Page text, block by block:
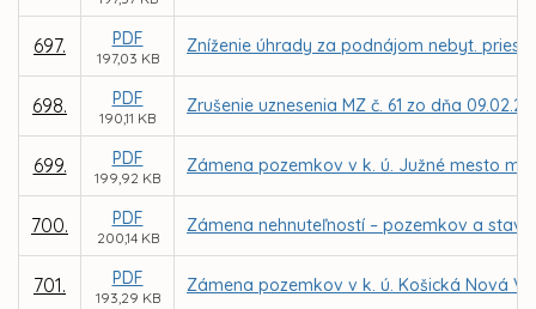
697. PDF
197,03 KB
Zníženie úhrady za podnájom nebyt.
698. PDF
190,11 KB
Zrušenie uznesenia MZ č. 61 zo dňa
699. PDF
199,92 KB
Zámena pozemkov v k. ú. Južné mesto
700. PDF
200,14 KB
Zámena nehnuteľností – pozemkov a
701. PDF
193,29 KB
Zámena pozemkov v k. ú. Košická Nová